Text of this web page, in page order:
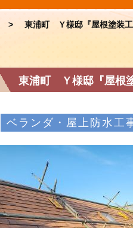
東浦町 Ｙ様邸『屋根塗装工
東浦町 Ｙ様邸『屋根
ベランダ・屋上防水工